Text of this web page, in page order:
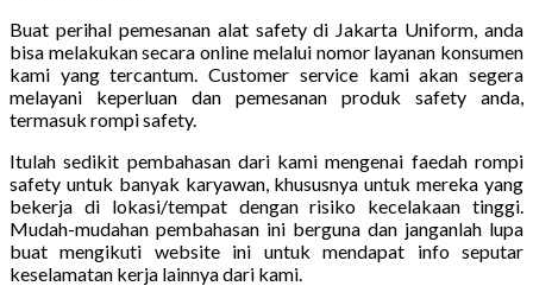
Buat perihal pemesanan alat safety di Jakarta Uniform, anda
bisa melakukan secara online melalui nomor layanan konsumen
kami yang tercantum. Customer service kami akan segera
melayani keperluan dan pemesanan produk safety anda,
termasuk rompi safety.
Itulah sedikit pembahasan dari kami mengenai faedah rompi
safety untuk banyak karyawan, khususnya untuk mereka yang
bekerja di lokasi/tempat dengan risiko kecelakaan tinggi.
Mudah-mudahan pembahasan ini berguna dan janganlah lupa
buat mengikuti website ini untuk mendapat info seputar
keselamatan kerja lainnya dari kami.